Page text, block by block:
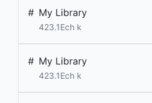
# My Library
423.1Ech k
# My Library
423.1Ech k